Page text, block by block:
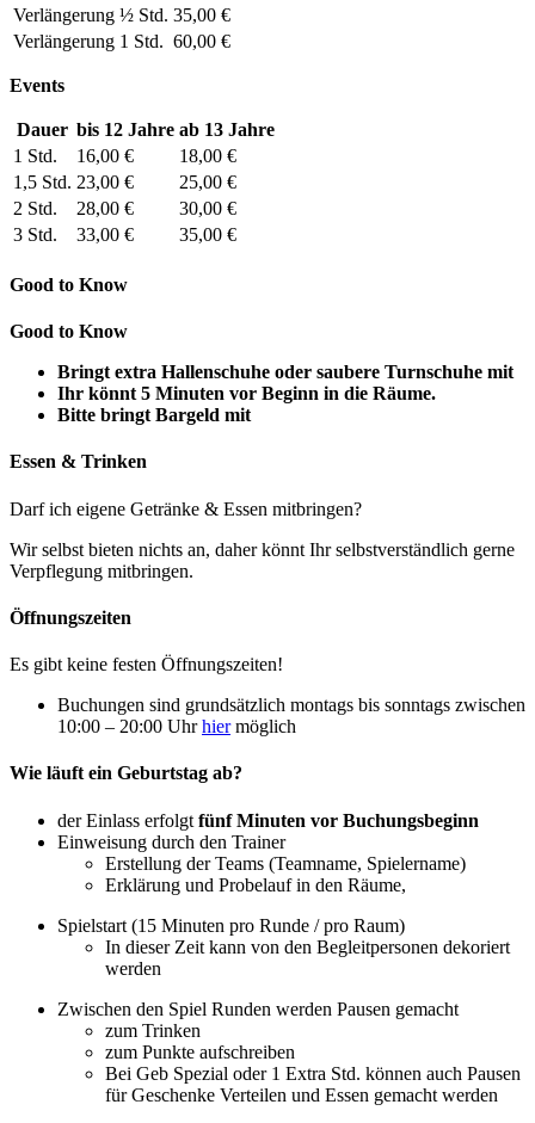
Verlängerung ½ Std. 35,00 €
Verlängerung 1 Std. 60,00 €
Events
Dauer bis 12 Jahre ab 13 Jahre
1 Std.
16,00 €
18,00 €
1,5 Std. 23,00 €
25,00 €
2 Std.
28,00 €
30,00 €
3 Std.
33,00 € 35,00 €
Good to Know
Good to Know
Bringt extra Hallenschuhe oder saubere Turnschuhe mit
Ihr könnt 5 Minuten vor Beginn in die Räume.
Bitte bringt Bargeld mit
Essen & Trinken
Darf ich eigene Getränke & Essen mitbringen?
Wir selbst bieten nichts an, daher könnt Ihr selbstverständlich gerne
Verpflegung mitbringen.
Öffnungszeiten
Es gibt keine festen Öffnungszeiten!
Buchungen sind grundsätzlich montags bis sonntags zwischen
10:00 – 20:00 Uhrhiermöglich
Wie läuft ein Geburtstag ab?
der Einlass erfolgt fünf Minuten vor Buchungsbeginn
Einweisung durch den Trainer
Erstellung der Teams (Teamname, Spielername)
Erklärung und Probelauf in den Räume,
Spielstart (15 Minuten pro Runde / pro Raum)
In dieser Zeit kann von den Begleitpersonen dekoriert
werden
Zwischen den Spiel Runden werden Pausen gemacht
zum Trinken
zum Punkte aufschreiben
Bei Geb Spezial oder 1 Extra Std. können auch Pausen
für Geschenke Verteilen und Essen gemacht werden